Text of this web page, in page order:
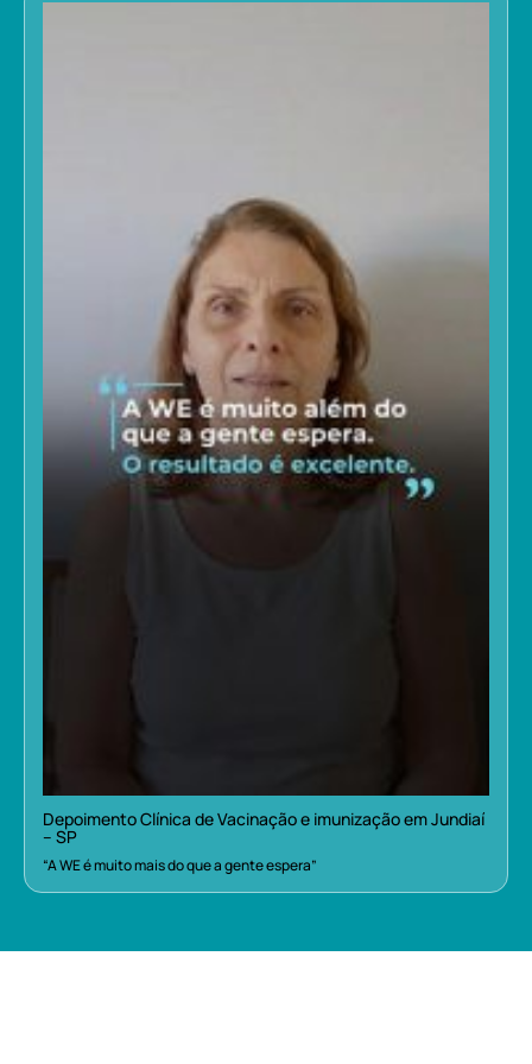
Depoimento Clínica de Vacinação e imunização em Jundiaí
– SP
“A WE é muito mais do que a gente espera”